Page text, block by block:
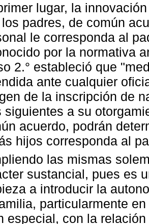
lugar, la
padres, de común
le corresponda al
por la normativa
2.° estableció que
ante cualquier
de la inscripción de
siguientes a su
acuerdo, podrán
hijos corresponda al
las mismas
sustancial, pues es
a introducir la
particularmente
especial, con la